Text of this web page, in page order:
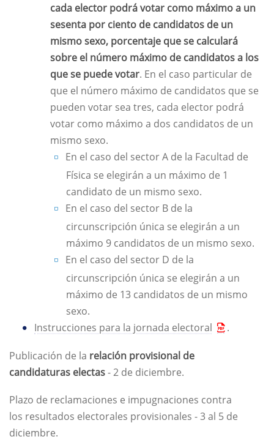
cada elector podrá votar como máximo a un
sesenta por ciento de candidatos de un
mismo sexo, porcentaje que se calculará
sobre el número máximo de candidatos a los
que se puede votar. En el caso particular de
que el número máximo de candidatos que se
pueden votar sea tres, cada elector podrá
votar como máximo a dos candidatos de un
mismo sexo.
En el caso del sector A de la Facultad de
Física se elegirán a un máximo de 1
candidato de un mismo sexo.
En el caso del sector B de la
circunscripción única se elegirán a un
máximo 9 candidatos de un mismo sexo.
En el caso del sector D de la
circunscripción única se elegirán a un
máximo de 13 candidatos de un mismo
sexo.
Instrucciones para la jornada electoral
.
Publicación de la relación provisional de
candidaturas electas- 2 de diciembre.
Plazo de reclamaciones e impugnaciones contra
los resultados electorales provisionales - 3 al 5 de
diciembre.